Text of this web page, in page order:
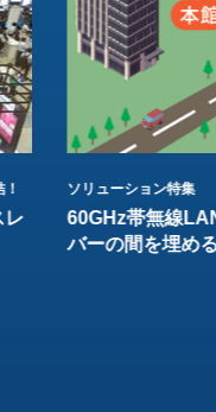
レ
ソリューション特集
60GHz帯無線
バーの間を埋め